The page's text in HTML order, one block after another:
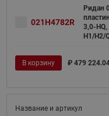
021H4782R
Ридан
3,0-
H1/H2/
В корзину ₽ 479